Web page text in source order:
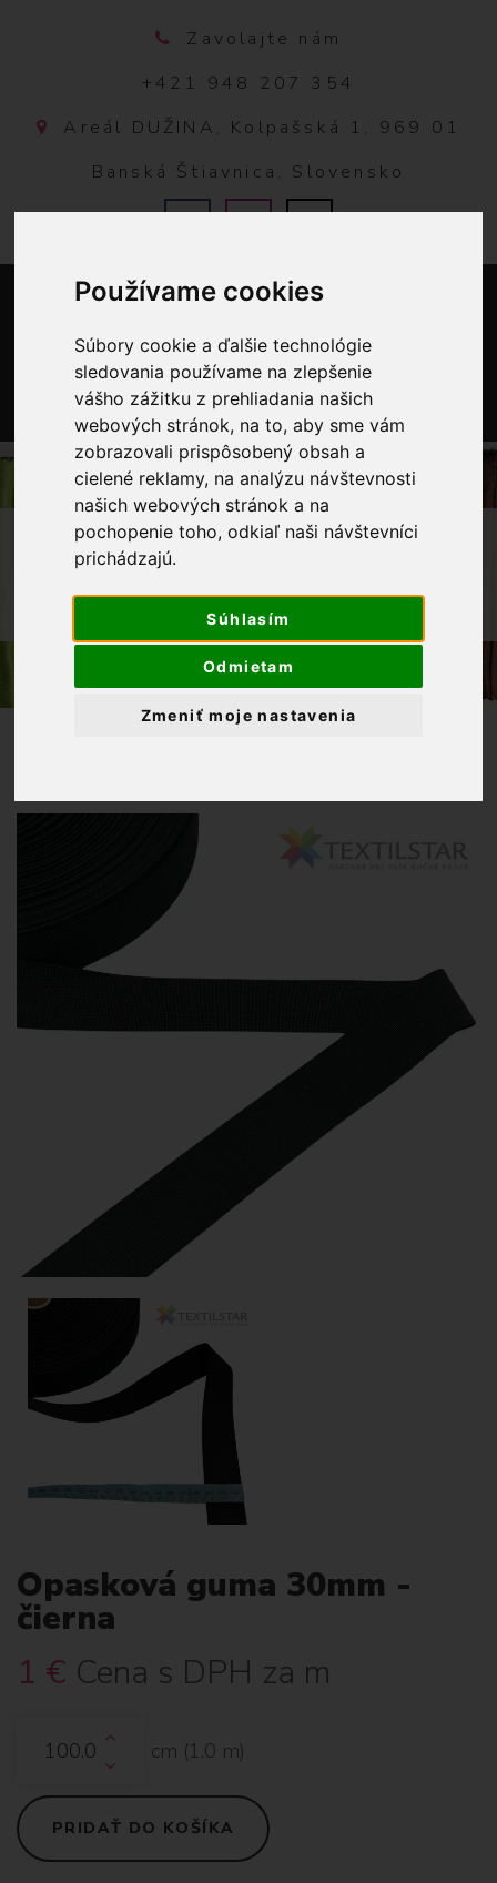
Používame cookies
Súbory cookie a ďalšie technológie
sledovania používame na zlepšenie
vášho zážitku z prehliadania našich
webových stránok, na to, aby sme vám
zobrazovali prispôsobený obsah a
cielené reklamy, na analýzu návštevnosti
našich webových stránok a na
pochopenie toho, odkiaľ naši návštevníci
prichádzajú.
Súhlasím
Odmietam
Zmeniť moje nastavenia
Zavolajte nám
+421 948 207 354
Areál DUŽINA, Kolpašská 1, 969 01
Banská Štiavnica, Slovensko
0
OBCHOD GALANTÉRIA GUMA
OPASKOVÁ GUMA 30MM - ČIERNA
Opasková guma 30mm -
čierna
1 € Cena s DPH za m
cm (1.0 m)
PRIDAŤ DO KOŠÍKA